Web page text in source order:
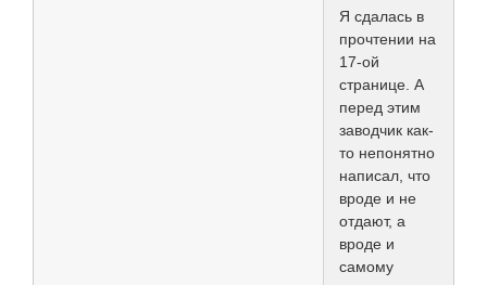
Я сдалась в
прочтении на
17-ой
странице. А
перед этим
заводчик как-
то непонятно
написал, что
вроде и не
отдают, а
вроде и
самому